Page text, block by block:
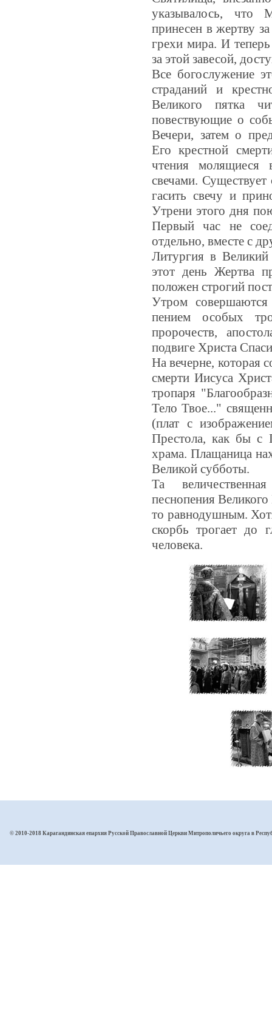
указывалось, что
принесен в жертву
грехи мира. И
за этой завесой,
Все богослужение
страданий и
Великого пятка
повествующие о
Вечери, затем о
Его крестной
чтения
свечами.
гасить свечу и
Утрени этого дня
Первый час не
отдельно, вместе с
Литургия в
этот день Жертва
положен строгий
Утром
пением особых
пророчеств,
подвиге Христа
На вечерне, которая
смерти Иисуса
тропаря
Тело Твое..."
(плат с
Престола, как бы с
храма. Плащаница
Великой субботы.
Та
песнопения
то равнодушным.
скорбь трогает до
человека.
© 2010-2018 Карагандинская епархия Русской Православной Церкви Митрополичьего округа в